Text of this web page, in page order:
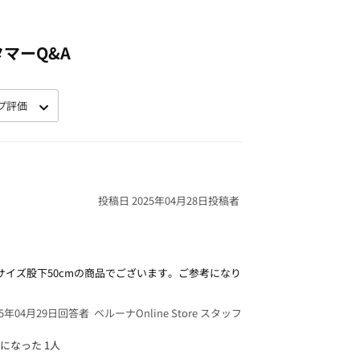
マーQ&A
投稿者
投稿日 2025年04月28日
ズ股下50cmの商品でございます。ご参考になり
回答者 ベルーナOnline Store スタッフ
年04月29日
なった 1人